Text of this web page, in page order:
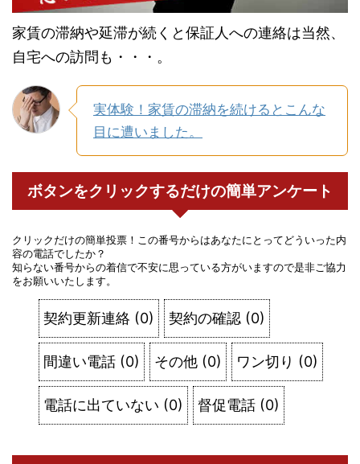
家賃の滞納や延滞が続くと保証人への連絡は当然、
自宅への訪問も・・・。
実体験！家賃の滞納を続けるとこんな
目に遭いました。
ボタンをクリックするだけの簡単アンケート
クリックだけの簡単投票！この番号からはあなたにとってどういった内
容の電話でしたか？
知らない番号からの着信で不安に思っている方がいますので是非ご協力
をお願いいたします。
契約更新連絡 (0) 契約の確認 (0)
間違い電話 (0) その他 (0) ワン切り (0)
電話に出ていない (0) 督促電話 (0)